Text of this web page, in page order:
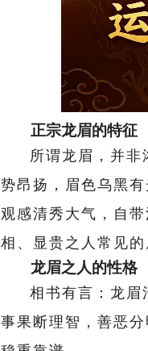
正宗龙眉的特征
所谓龙眉，并非
势昂扬，眉色乌黑
观感清秀大气，自
相、显贵之人常见的
龙眉之人的性格
相书有言：龙眉
事果断理智，善恶